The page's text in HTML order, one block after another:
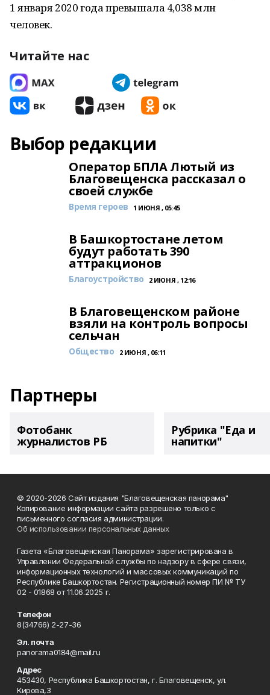
1 января 2020 года превышала 4,038 млн
человек.
Читайте нас
Выбор редакции
Оператор БПЛА Лютый из
Благовещенска рассказал о
своей службе
Время героев 1 ИЮНЯ , 05:45
В Башкортостане летом
будут работать 390
аттракционов
Благоустройство 2 ИЮНЯ , 12:16
В Благовещенском районе
взяли на контроль вопросы
сельчан
Общество 2 ИЮНЯ , 06:11
Партнеры
Фотобанк
журналистов РБ
Рубрика "Еда и
напитки"
© 2020-2026 Сайт издания "Благовещенская панорама"
Копирование информации сайта разрешено только с
письменного согласия администрации.
Об использовании персональных данных
Газета «Благовещенская Панорама» зарегистрирована в
Управлении Федеральной службы по надзору в сфере связи,
информационных технологий и массовых коммуникаций по
Республике Башкортостан. Регистрационный номер ПИ № ТУ
02 - 01868 от 11.06.2025 г.
Телефон
8(34766) 2-27-36
Эл. почта
panorama0184@mail.ru
Адрес
453430, Республика Башкортостан, г. Благовещенск, ул.
Кирова,3